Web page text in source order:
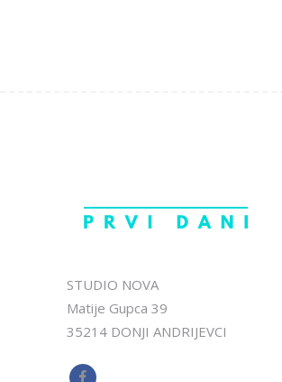
STUDIO NOVA
Matije Gupca 39
35214 DONJI ANDRIJEVCI